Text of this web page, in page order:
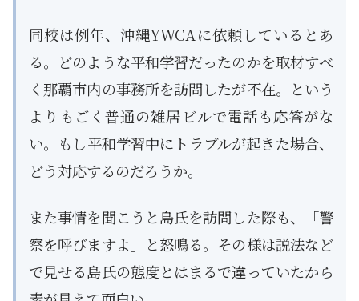
同校は例年、沖縄YWCAに依頼しているとあ
る。どのような平和学習だったのかを取材すべ
く那覇市内の事務所を訪問したが不在。という
よりもごく普通の雑居ビルで電話も応答がな
い。もし平和学習中にトラブルが起きた場合、
どう対応するのだろうか。
また事情を聞こうと島氏を訪問した際も、「警
察を呼びますよ」と怒鳴る。その様は説法など
で見せる島氏の態度とはまるで違っていたから